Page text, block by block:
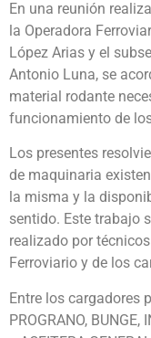
En una reunión
la Operadora
López Arias y el
Antonio Luna, se
material rodante
funcionamiento de
Los presentes
de maquinaria
la misma y la
sentido. Este trabajo
realizado por
Ferroviario y de los
Entre los cargadores
PROGRANO, BUNGE,